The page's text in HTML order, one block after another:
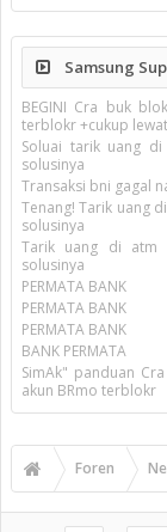
Samsung
BEGINI Cra buk
terblokr +cukup
Soluai tarik uang
solusinya
Transaksi bni gagal
Tenang! Tarik uang
solusinya
Tarik uang di atm
solusinya
PERMATA BANK
PERMATA BANK
PERMATA BANK
BANK PERMATA
SimAk" panduan
akun BRmo terblokr
Foren